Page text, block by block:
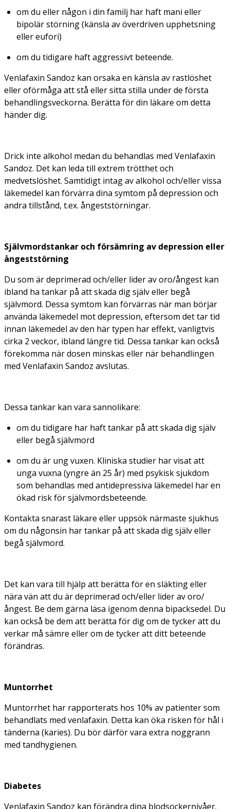
om du eller någon i din familj har haft mani eller
bipolär störning (känsla av överdriven upphetsning
eller eufori)
om du tidigare haft aggressivt beteende.
Venlafaxin Sandoz kan orsaka en känsla av rastlöshet
eller oförmåga att stå eller sitta stilla under de första
behandlingsveckorna. Berätta för din läkare om detta
händer dig.
Drick inte alkohol medan du behandlas med Venlafaxin
Sandoz. Det kan leda till extrem trötthet och
medvetslöshet. Samtidigt intag av alkohol och/eller vissa
läkemedel kan förvärra dina symtom på depression och
andra tillstånd, t.ex. ångeststörningar.
Självmordstankar och försämring av depression eller
ångeststörning
Du som är deprimerad och/eller lider av oro/ångest kan
ibland ha tankar på att skada dig själv eller begå
självmord. Dessa symtom kan förvärras när man börjar
använda läkemedel mot depression, eftersom det tar tid
innan läkemedel av den här typen har effekt, vanligtvis
cirka 2 veckor, ibland längre tid. Dessa tankar kan också
förekomma när dosen minskas eller när behandlingen
med Venlafaxin Sandoz avslutas.
Dessa tankar kan vara sannolikare:
om du tidigare har haft tankar på att skada dig själv
eller begå självmord
om du är ung vuxen. Kliniska studier har visat att
unga vuxna (yngre än 25 år) med psykisk sjukdom
som behandlas med antidepressiva läkemedel har en
ökad risk för självmordsbeteende.
Kontakta snarast läkare eller uppsök närmaste sjukhus
om du någonsin har tankar på att skada dig själv eller
begå självmord.
Det kan vara till hjälp att berätta för en släkting eller
nära vän att du är deprimerad och/eller lider av oro/
ångest. Be dem gärna läsa igenom denna bipacksedel. Du
kan också be dem att berätta för dig om de tycker att du
verkar må sämre eller om de tycker att ditt beteende
förändras.
Muntorrhet
Muntorrhet har rapporterats hos 10% av patienter som
behandlats med venlafaxin. Detta kan öka risken för hål i
tänderna (karies). Du bör därför vara extra noggrann
med tandhygienen.
Diabetes
Venlafaxin Sandoz kan förändra dina blodsockernivåer.